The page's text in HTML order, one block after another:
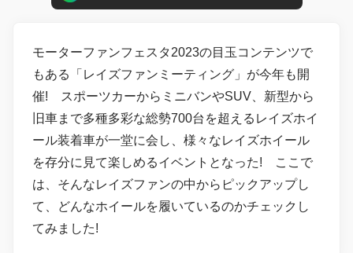
モーターファンフェスタ2023の目玉コンテンツで
もある「レイズファンミーティング」が今年も開
催! スポーツカーからミニバンやSUV、新型から
旧車まで多種多彩な総勢700台を超えるレイズホイ
ール装着車が一堂に会し、様々なレイズホイール
を存分に見て楽しめるイベントとなった! ここで
は、そんなレイズファンの中からピックアップし
て、どんなホイールを履いているのかチェックし
てみました!